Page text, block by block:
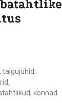
talgujuhid,
konnad